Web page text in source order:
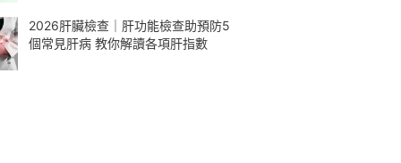
2026肝臟檢查｜肝功能檢查助預防5
個常見肝病 教你解讀各項肝指數